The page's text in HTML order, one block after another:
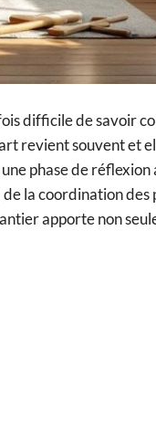
difficile de savoir
revient souvent et
phase de
de la coordination
apporte non